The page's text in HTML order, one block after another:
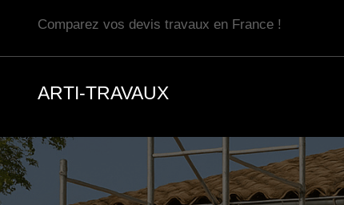
Comparez vos devis travaux en France !
ARTI-TRAVAUX